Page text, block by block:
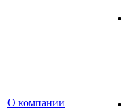
О компании